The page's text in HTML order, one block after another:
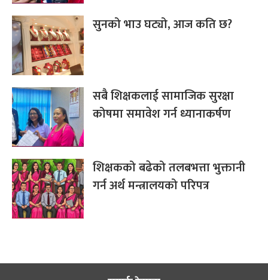
सुनको भाउ घट्यो, आज कति छ?
सबै शिक्षकलाई सामाजिक सुरक्षा
कोषमा समावेश गर्न ध्यानाकर्षण
शिक्षकको बढेको तलबभत्ता भुक्तानी
गर्न अर्थ मन्त्रालयको परिपत्र